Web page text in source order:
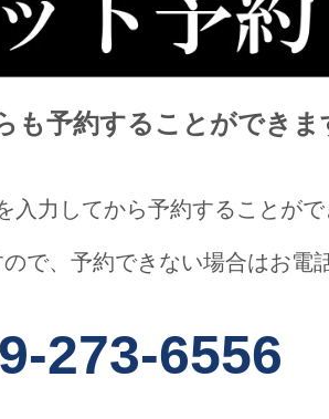
も予約することができ
入力してから予約することが
で、予約できない場合はお電
273-6556